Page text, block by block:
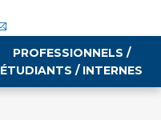
PROFESSIONNELS /
ÉTUDIANTS / INTERNES